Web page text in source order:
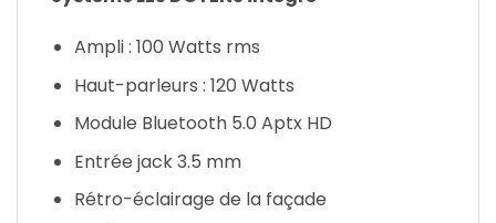
Ampli : 100 Watts rms
Haut-parleurs : 120 Watts
Module Bluetooth 5.0 Aptx HD
Entrée jack 3.5 mm
Rétro-éclairage de la façade